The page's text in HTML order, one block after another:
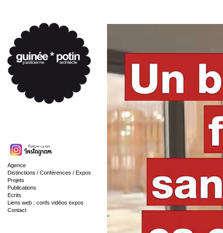
Agence
Distinctions / Conférences / Expos
Projets
Publications
Ecrits
Liens web : confs vidéos expos
Contact